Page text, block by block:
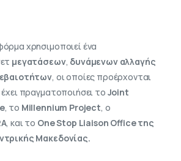
χρησιμοποιεί ένα
μεγατάσεων, δυνάμενων αλλαγής
, οι οποίες προέρχονται
πραγματοποιήσει το Joint
, το Millennium Project, ο
, και τo One Stop Liaison Office της
Μακεδονίας.